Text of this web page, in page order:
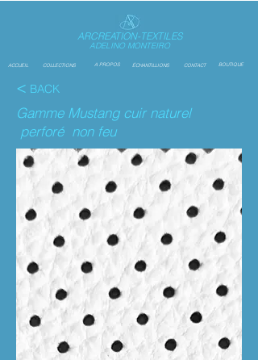
ARCREATION-TEXTILES
ADELINO MONTEIRO
ACCUEIL COLLECTIONS A PROPOS ÉCHANTILLIONS CONTACT BOUTIQUE
< BACK
Gamme Mustang cuir naturel
perforé non feu